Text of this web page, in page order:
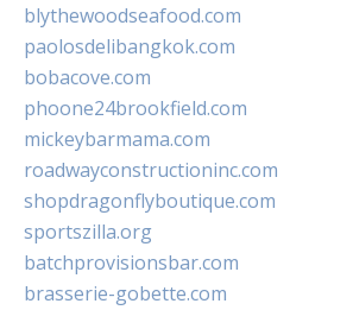
blythewoodseafood.com
paolosdelibangkok.com
bobacove.com
phoone24brookfield.com
mickeybarmama.com
roadwayconstructioninc.com
shopdragonflyboutique.com
sportszilla.org
batchprovisionsbar.com
brasserie-gobette.com